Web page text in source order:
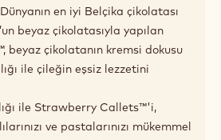
en iyi Belçika çikolatası
beyaz çikolatasıyla yapılan
beyaz çikolatanın kremsi dokusu
ile çileğin eşsiz lezzetini
ile Strawberry Callets™'i,
ve pastalarınızı mükemmel